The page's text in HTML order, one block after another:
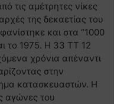
τις αμέτρητες νίκες
της δεκαετίας του
και στα “1000
το 1975. Η 33 TT 12
χρόνια απέναντι
στην
κατασκευαστών. Η
αγώνες του